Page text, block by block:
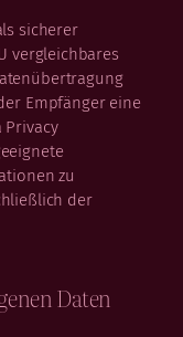
sicherer
vergleichbares
Empfänger eine
Privacy
zu
der
Daten